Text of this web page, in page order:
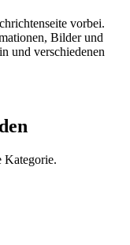
vorbei.
Bilder und
und verschiedenen
Kategorie.